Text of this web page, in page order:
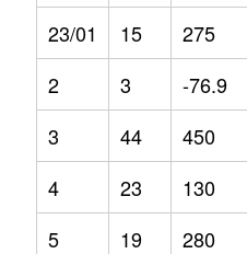
23/01
15 275
2
3 -76.9
3
44 450
4
23 130
5
19 280